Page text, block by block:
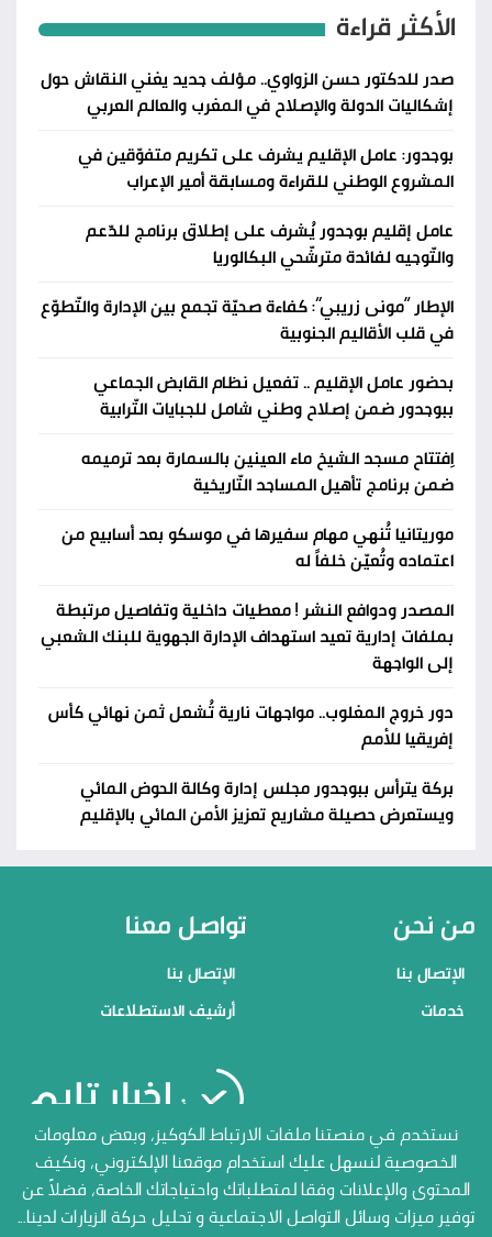
الأكثر قراءة
صدر للدكتور حسن الزواوي.. مؤلف جديد يغني النقاش حول
إشكاليات الدولة والإصلاح في المغرب والعالم العربي
بوجدور: عامل الإقليم يشرف على تكريم متفوّقين في
المشروع الوطني للقراءة ومسابقة أمير الإعراب
عامل إقليم بوجدور يُشرف على إطلاق برنامج للدّعم
والتّوجيه لفائدة مترشّحي البكالوريا
الإطار “مونى زريبي”: كفاءة صحيّة تجمع بين الإدارة والتّطوّع
في قلب الأقاليم الجنوبية
بحضور عامل الإقليم .. تفعيل نظام القابض الجماعي
ببوجدور ضمن إصلاح وطني شامل للجبايات التّرابية
اِفتتاح مسجد الشيخ ماء العينين بالسمارة بعد ترميمه
ضمن برنامج تأهيل المساجد التّاريخية
موريتانيا تُنهي مهام سفيرها في موسكو بعد أسابيع من
اعتماده وتُعيّن خلفاً له
المصدر ودوافع النشر ! معطيات داخلية وتفاصيل مرتبطة
بملفات إدارية تعيد استهداف الإدارة الجهوية للبنك الشعبي
إلى الواجهة
دور خروج المغلوب.. مواجهات نارية تُشعل ثمن نهائي كأس
إفريقيا للأمم
بركة يترأس ببوجدور مجلس إدارة وكالة الحوض المائي
ويستعرض حصيلة مشاريع تعزيز الأمن المائي بالإقليم
من نحن
الإتصال بنا
خدمات
تواصل معنا
الإتصال بنا
أرشيف الاستطلاعات
منصاتنا
الإتصال بنا
أرشيف الاستطلاعات
جميع الحقوق محفوظة المنصة
نستخدم في منصتنا ملفات الارتباط الكوكيز، وبعض معلومات
الخصوصية لنسهل عليك استخدام موقعنا الإلكتروني، ونكيف
المحتوى والإعلانات وفقا لمتطلباتك واحتياجاتك الخاصة، فضلاً عن
توفير ميزات وسائل التواصل الاجتماعية و تحليل حركة الزيارات لدينا...